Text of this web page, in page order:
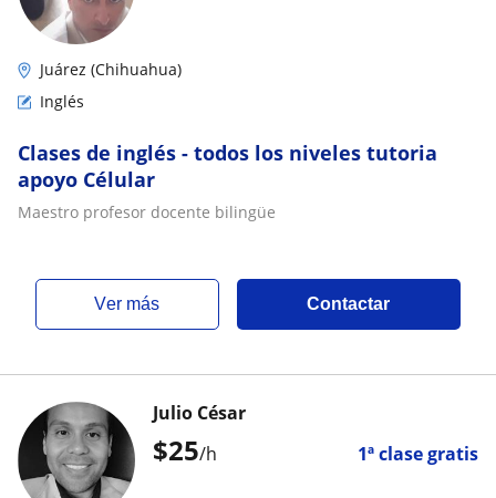
Juárez (Chihuahua)
Inglés
Clases de inglés - todos los niveles tutoria
apoyo Célular
Maestro profesor docente bilingüe
ver más Contactar
$25/h 1ª clase gratis
Julio César